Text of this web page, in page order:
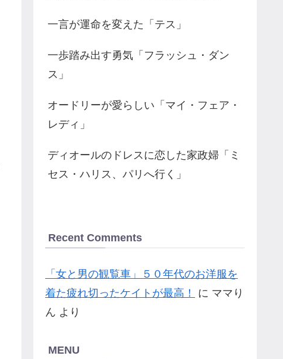
一言が運命を変えた「テス」
一歩踏み出す勇気「フラッシュ・ダン
ス」
オードリーが愛らしい「マイ・フェア・
レディ」
ディオールのドレスに恋した家政婦「ミ
セス・ハリス、パリへ行く」
Recent Comments
「女と男の観覧車」５０年代のお洋服を
着た疲れ切ったケイトが最高！
に ママり
ん より
MENU